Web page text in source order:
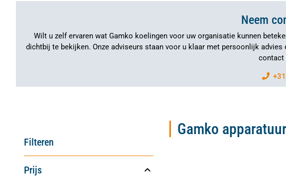
Neem
Wilt u zelf ervaren wat Gamko koelingen voor uw organisatie kunnen
dichtbij te bekijken. Onze adviseurs staan voor u klaar met persoonlijk
contact
Gamko
Filteren
Prijs